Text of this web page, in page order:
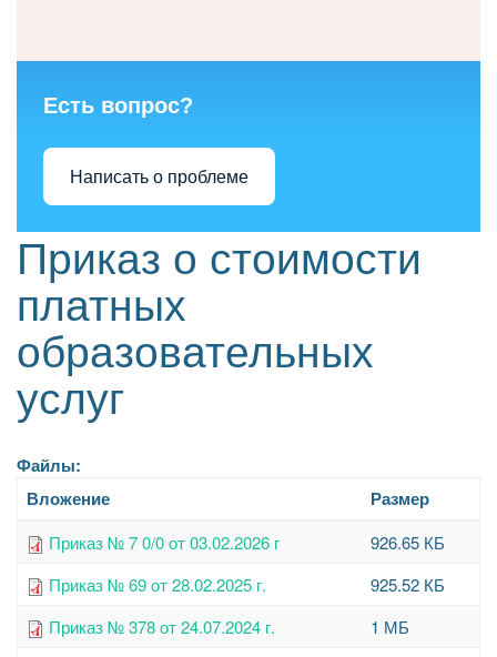
Есть вопрос?
Написать о проблеме
Приказ о стоимости
платных
образовательных
услуг
Файлы:
Вложение
Размер
Приказ № 7 0/0 от 03.02.2026 г
926.65 КБ
Приказ № 69 от 28.02.2025 г.
925.52 КБ
Приказ № 378 от 24.07.2024 г.
1 МБ